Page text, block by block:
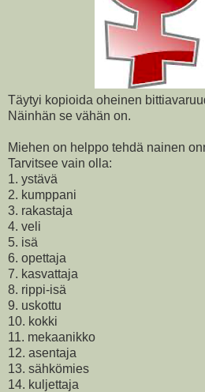
Täytyi kopioida oheinen
Näinhän se vähän on.
Miehen on helppo tehdä nainen
Tarvitsee vain olla:
1. ystävä
2. kumppani
3. rakastaja
4. veli
5. isä
6. opettaja
7. kasvattaja
8. rippi-isä
9. uskottu
10. kokki
11. mekaanikko
12. asentaja
13. sähkömies
14. kuljettaja